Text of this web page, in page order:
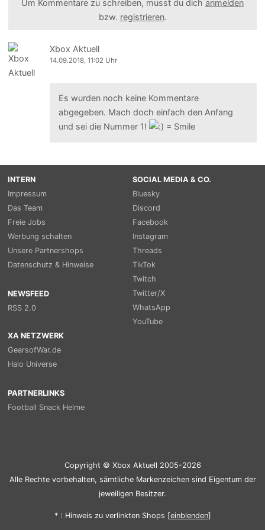
Um Kommentare zu schreiben, musst du dich anmelden
bzw. registrieren.
Xbox Aktuell
14.09.2018, 11:02 Uhr
Es wurden noch keine Kommentare
abgegeben. Mach doch einfach den Anfang
und sei die Nummer 1!
INTERN
Impressum
Das Team
Freie Jobs
Werbung schalten
Unsere Partnershops
Datenschutz & Hinweise
NEWSFEED
RSS 2.0
SOCIAL MEDIA & CO.
Bluesky
Discord
Facebook
Instagram
Threads
TikTok
Twitch
Twitter/X
WhatsApp
YouTube
XA NETZWERK
GearsofWar.de
Halo Universe
PARTNERLINKS
Football Snack Helme
Copyright © Xbox Aktuell 2005-2026
Alle Rechte vorbehalten, sämtliche Markenzeichen sind Eigentum der
jeweiligen Besitzer.
* : Hinweis zu verlinkten Shops [einblenden]